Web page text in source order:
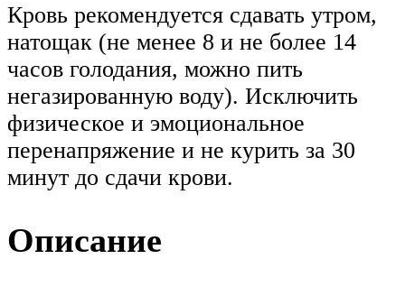
Кровь рекомендуется сдавать утром,
натощак (не менее 8 и не более 14
часов голодания, можно пить
негазированную воду). Исключить
физическое и эмоциональное
перенапряжение и не курить за 30
минут до сдачи крови.
Описание